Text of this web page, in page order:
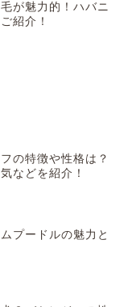
が魅力的！ハバニ
紹介！
の特徴や性格は？
などを紹介！
プードルの魅力と